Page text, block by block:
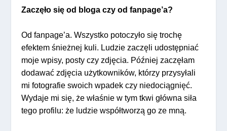
Zaczęło się od bloga czy od fanpage’a?
Od fanpage’a. Wszystko potoczyło się trochę
efektem śnieżnej kuli. Ludzie zaczęli udostępniać
moje wpisy, posty czy zdjęcia. Później zaczęłam
dodawać zdjęcia użytkowników, którzy przysyłali
mi fotografie swoich wpadek czy niedociągnięć.
Wydaje mi się, że właśnie w tym tkwi główna siła
tego profilu: że ludzie współtworzą go ze mną.